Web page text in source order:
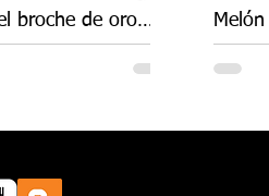
broche de oro
46.ª edición del
de Lo Ferro